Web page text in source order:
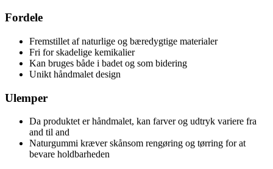
Fordele
Fremstillet af naturlige og bæredygtige materialer
Fri for skadelige kemikalier
Kan bruges både i badet og som bidering
Unikt håndmalet design
Ulemper
Da produktet er håndmalet, kan farver og udtryk variere fra
and til and
Naturgummi kræver skånsom rengøring og tørring for at
bevare holdbarheden